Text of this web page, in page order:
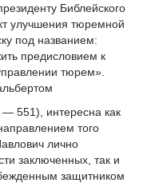
Библейского
улучшения тюремной
под названием:
предисловием к
тюрем».
— 551), интересна как
того
лично
заключенных, так и
защитником